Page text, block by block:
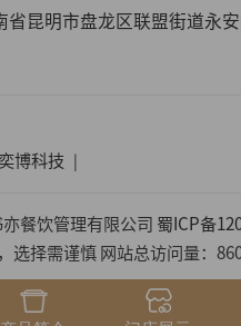
省昆明市盘龙区联盟街道永
奕博科技
餐饮管理有限公司 蜀ICP备
选择需谨慎 网站总访问量：